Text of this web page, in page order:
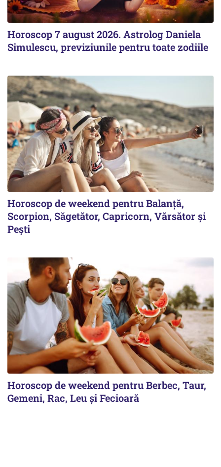
Horoscop 7 august 2026. Astrolog Daniela
Simulescu, previziunile pentru toate zodiile
Horoscop de weekend pentru Balanță,
Scorpion, Săgetător, Capricorn, Vărsător și
Pești
Horoscop de weekend pentru Berbec, Taur,
Gemeni, Rac, Leu și Fecioară